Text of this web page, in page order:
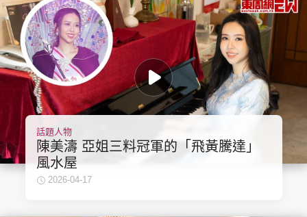
話題人物
陳美濤 亞姐三料冠軍的「飛黃騰達」
風水屋
2026-04-17